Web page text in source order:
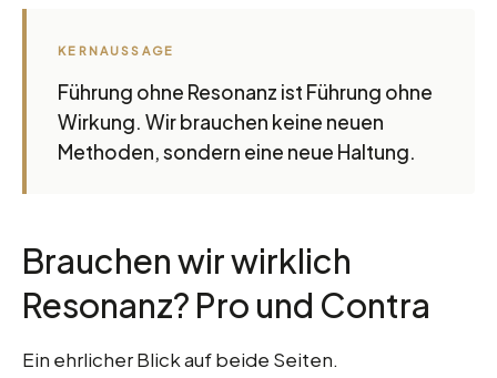
KERNAUSSAGE
Führung ohne Resonanz ist Führung ohne
Wirkung. Wir brauchen keine neuen
Methoden, sondern eine neue Haltung.
Brauchen wir wirklich
Resonanz? Pro und Contra
Ein ehrlicher Blick auf beide Seiten.